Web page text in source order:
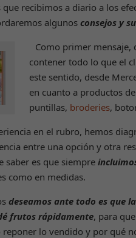
recibimos a diario a los
algunos consejos y
Como primer mensaje,
contener todo lo que el
este sentido, desde
en cuanto a productos
puntillas, broderies,
en el rubro, hemos
entre una opción y otra
saber es que siempre
como en medidas.
deseamos ante todo es que
frutos rápidamente, para
lo vendido y por qué